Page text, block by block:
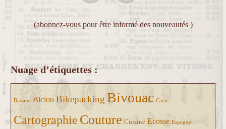
(abonnez-vous pour être informé des nouveautés )
Nuage d’étiquettes :
Bassine Biclou Bikepacking Bivouac Caca
Cartographie Couture Cuisine Ecosse Espagne